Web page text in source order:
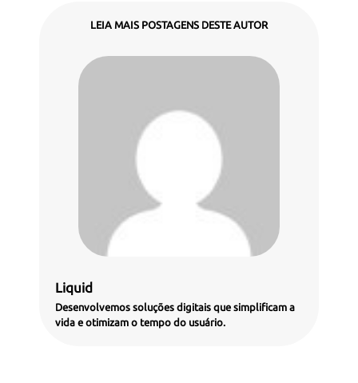
LEIA MAIS POSTAGENS DESTE AUTOR
Liquid
Desenvolvemos soluções digitais que simplificam a
vida e otimizam o tempo do usuário.